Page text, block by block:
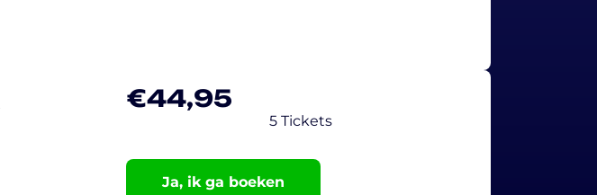
€44,95
5 Tickets
Ja, ik ga boeken